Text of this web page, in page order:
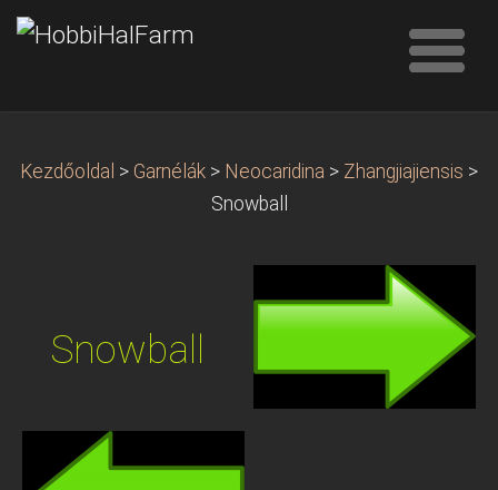
Kezdőoldal > Garnélák > Neocaridina > Zhangjiajiensis >
Snowball
Snowball